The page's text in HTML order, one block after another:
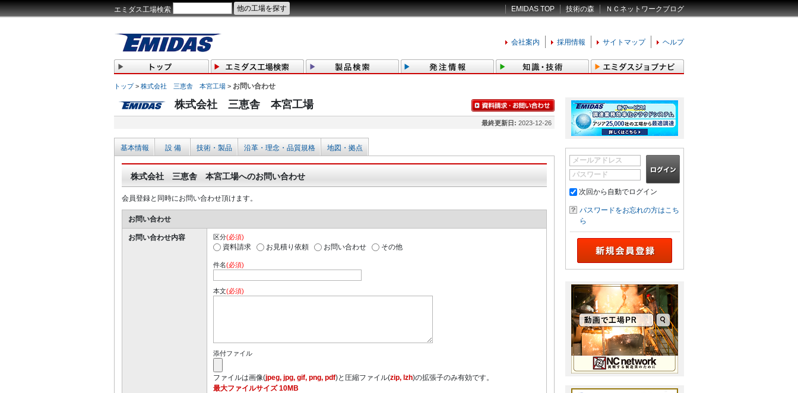
エミダス工場検索 EMIDAS TOP 技術の森 ＮＣネットワークブログ
会社案内 採用情報 サイトマップ ヘルプ
トップ> 株式会社 三恵舎 本宮工場 > お問い合わせ
株式会社 三恵舎 本宮工場
最終更新日: 2023-12-26
基本情報 設 備 技術・製品 沿革・理念・品質規格 地図・拠点
株式会社 三恵舎 本宮工場へのお問い合わせ
会員登録と同時にお問い合わせ頂けます。
お問い合わせ
お問い合わせ内容 区分(必須)
資料請求 お見積り依頼 お問い合わせ その他
件名(必須)
本文(必須)
添付ファイル
ファイルは画像(jpeg, jpg, gif, png, pdf)と圧縮ファイル(zip, lzh)の拡張子のみ有効です。
最大ファイルサイズ 10MB
メールアドレス
パスワード
次回から自動でログイン
パスワードをお忘れの方はこち
ら